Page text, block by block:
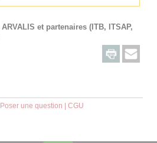
ARVALIS et partenaires (ITB, ITSAP,
Poser une question |CGU